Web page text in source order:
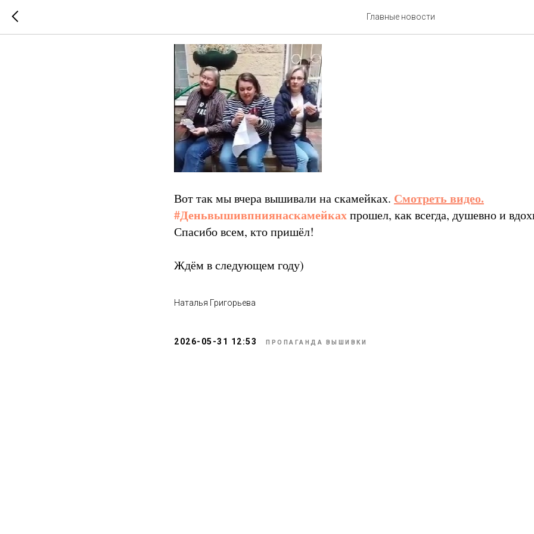
Главные новости
День вышивания на скамейках
Вот так мы вчера вышивали на скамейках. Смотреть видео.
#Деньвышивпниянаскамейкахпрошел, как всегда, душевно и
Спасибо всем, кто пришёл!
Ждём в следующем году)
Наталья Григорьева
2026-05-31 12:53 ПРОПАГАНДА ВЫШИВКИ